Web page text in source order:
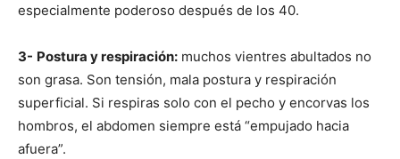
especialmente poderoso después de los 40.
3- Postura y respiración: muchos vientres abultados no
son grasa. Son tensión, mala postura y respiración
superficial. Si respiras solo con el pecho y encorvas los
hombros, el abdomen siempre está “empujado hacia
afuera”.